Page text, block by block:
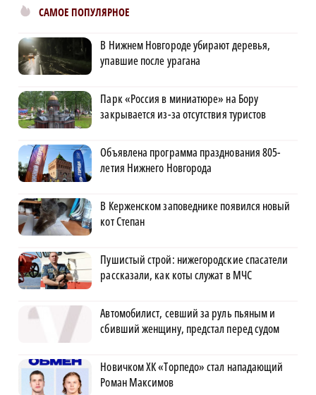
САМОЕ ПОПУЛЯРНОЕ
В Нижнем Новгороде убирают деревья,
упавшие после урагана
Парк «Россия в миниатюре» на Бору
закрывается из-за отсутствия туристов
Объявлена программа празднования 805-
летия Нижнего Новгорода
В Керженском заповеднике появился новый
кот Степан
Пушистый строй: нижегородские спасатели
рассказали, как коты служат в МЧС
Автомобилист, севший за руль пьяным и
сбивший женщину, предстал перед судом
Новичком ХК «Торпедо» стал нападающий
Роман Максимов